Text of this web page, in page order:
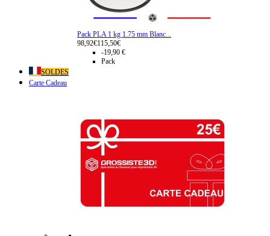
Pack PLA 1 kg 1.75 mm Blanc...
98,92€115,50€
-19,90 €
Pack
SOLDES
Carte Cadeau